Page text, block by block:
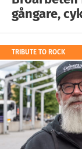
gångare,
TRIBUTE TO ROCK